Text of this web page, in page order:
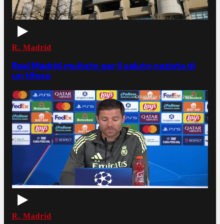
R. Madrid
Real Madrid multato per il saluto nazista di
un tifoso
R. Madrid